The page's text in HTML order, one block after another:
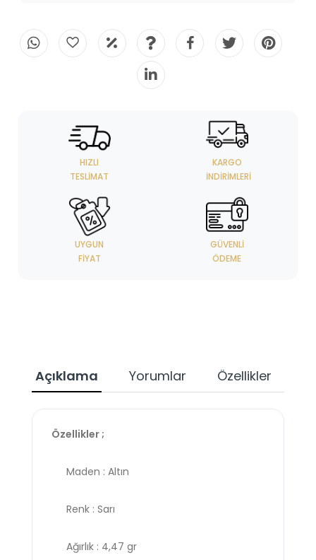
HIZLI
TESLIMAT
KARGO
İNDIRIMLERI
UYGUN
FIYAT
GÜVENLI
ÖDEME
Açıklama Yorumlar Özellikler
Özellikler ;
Maden : Altın
Renk : Sarı
Ağırlık : 4,47 gr